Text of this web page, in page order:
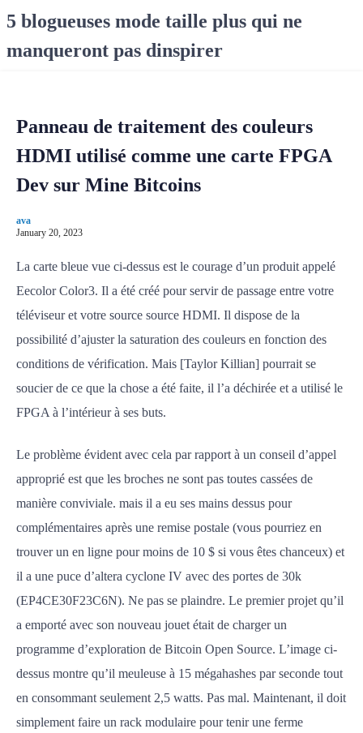
5 blogueuses mode taille plus qui ne
manqueront pas dinspirer
Panneau de traitement des couleurs
HDMI utilisé comme une carte FPGA
Dev sur Mine Bitcoins
ava
January 20, 2023
La carte bleue vue ci-dessus est le courage d’un produit appelé
Eecolor Color3. Il a été créé pour servir de passage entre votre
téléviseur et votre source source HDMI. Il dispose de la
possibilité d’ajuster la saturation des couleurs en fonction des
conditions de vérification. Mais [Taylor Killian] pourrait se
soucier de ce que la chose a été faite, il l’a déchirée et a utilisé le
FPGA à l’intérieur à ses buts.
Le problème évident avec cela par rapport à un conseil d’appel
approprié est que les broches ne sont pas toutes cassées de
manière conviviale. mais il a eu ses mains dessus pour
complémentaires après une remise postale (vous pourriez en
trouver un en ligne pour moins de 10 $ si vous êtes chanceux) et
il a une puce d’altera cyclone IV avec des portes de 30k
(EP4CE30F23C6N). Ne pas se plaindre. Le premier projet qu’il
a emporté avec son nouveau jouet était de charger un
programme d’exploration de Bitcoin Open Source. L’image ci-
dessus montre qu’il meuleuse à 15 mégahashes par seconde tout
en consommant seulement 2,5 watts. Pas mal. Maintenant, il doit
simplement faire un rack modulaire pour tenir une ferme